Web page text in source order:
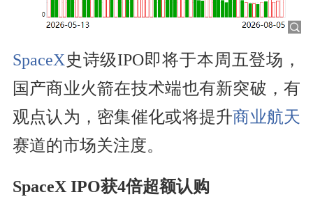
SpaceX史诗级IPO即将于本周五登场，
国产商业火箭在技术端也有新突破，有
观点认为，密集催化或将提升商业航天
赛道的市场关注度。
SpaceX IPO获4倍超额认购